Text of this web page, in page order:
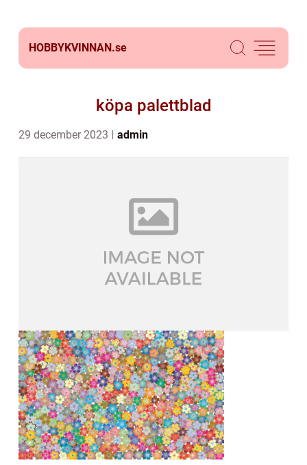
HOBBYKVINNAN.se
köpa palettblad
29 december 2023 admin